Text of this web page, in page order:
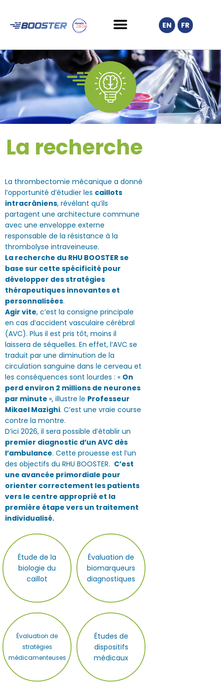
EN FR
La recherche
La thrombectomie mécanique a donné
l’opportunité d’étudier les caillots
intracrâniens, révélant qu’ils
partagent une architecture commune
avec une enveloppe externe
responsable de la résistance à la
thrombolyse intraveineuse.
La recherche du RHU BOOSTER se
base sur cette spécificité pour
développer des stratégies
thérapeutiques innovantes et
personnalisées.
Agir vite, c’est la consigne principale
en cas d’accident vasculaire cérébral
(AVC). Plus il est pris tôt, moins il
laissera de séquelles. En effet, l’AVC se
traduit par une diminution de la
circulation sanguine dans le cerveau et
les conséquences sont lourdes : « On
perd environ 2 millions de neurones
par minute », illustre le Professeur
Mikael Mazighi. C’est une vraie course
contre la montre.
D’ici 2026, il sera possible d’établir un
premier diagnostic d’un AVC dès
l’ambulance. Cette prouesse est l’un
des objectifs du RHU BOOSTER. C’est
une avancée primordiale pour
orienter correctement les patients
vers le centre approprié et la
première étape vers un traitement
individualisé.
Étude de la
biologie du
caillot
Évaluation de
biomarqueurs
diagnostiques
Évaluation de
stratégies
médicamenteuses
Études de
dispositifs
médicaux